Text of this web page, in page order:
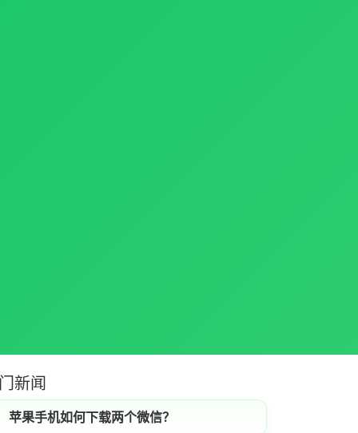
新闻
苹果手机如何下载两个微信？